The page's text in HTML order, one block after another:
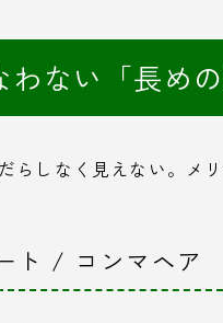
わない「長め
らしなく見えない。メ
ト / コンマヘア